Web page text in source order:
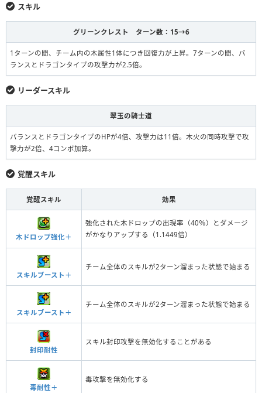
スキル
グリーンクレスト ターン数：15→6
1ターンの間、チーム内の木属性1体につき回復力が上昇。7ターンの間、バ
ランスとドラゴンタイプの攻撃力が2.5倍。
リーダースキル
翠玉の騎士道
バランスとドラゴンタイプのHPが4倍、攻撃力は11倍。木火の同時攻撃で攻
撃力が2倍、4コンボ加算。
覚醒スキル
覚醒スキル 効果
木ドロップ強化＋
強化された木ドロップの出現率（40％）とダメージ
がかなりアップする（1.1449倍）
スキルブースト＋
チーム全体のスキルが2ターン溜まった状態で始まる
スキルブースト＋
チーム全体のスキルが2ターン溜まった状態で始まる
封印耐性
スキル封印攻撃を無効化することがある
毒耐性＋
毒攻撃を無効化する